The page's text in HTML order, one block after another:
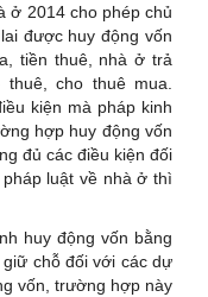
ở 2014 cho phép chủ
được huy động vốn
tiền thuê, nhà ở trả
cho thuê mua.
kiện mà pháp kinh
hợp huy động vốn
đủ các điều kiện đối
luật về nhà ở thì
huy động vốn bằng
chỗ đối với các dự
vốn, trường hợp này